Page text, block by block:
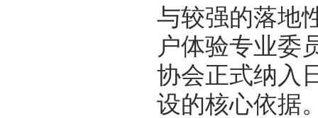
与较强的落地
户体验专业委
协会正式纳入
设的核心依据